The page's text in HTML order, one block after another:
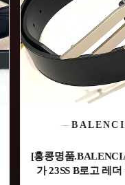
[홍콩명품
가 23SS B로고 레